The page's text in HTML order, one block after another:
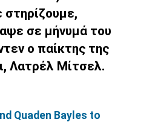
στηρίζουμε,
σε μήνυμά του
ο παίκτης της
Λατρέλ Μίτσελ.
Quaden Bayles to